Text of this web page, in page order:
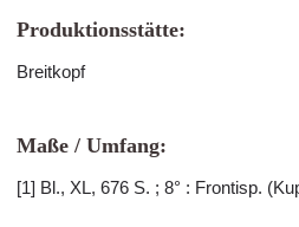
Produktionsstätte:
Breitkopf
Maße / Umfang:
[1] Bl., XL, 676 S. ; 8° : Frontisp.